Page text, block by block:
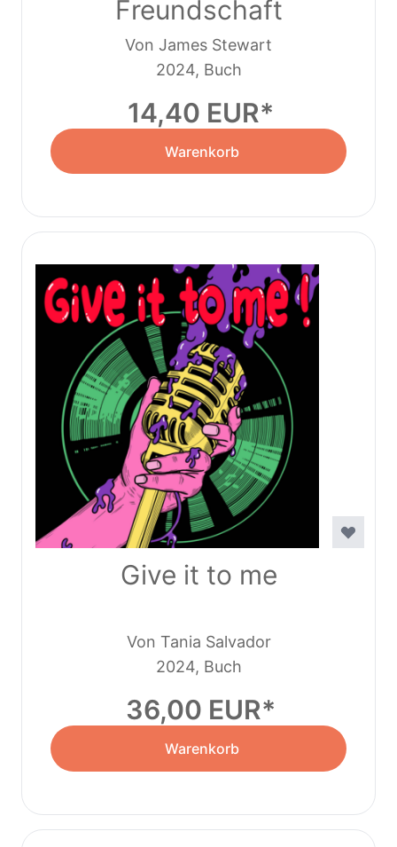
Freundschaft
Von James Stewart
2024, Buch
14,40 EUR
Warenkorb
Give it to me
Von Tania Salvador
2024, Buch
36,00 EUR
Warenkorb